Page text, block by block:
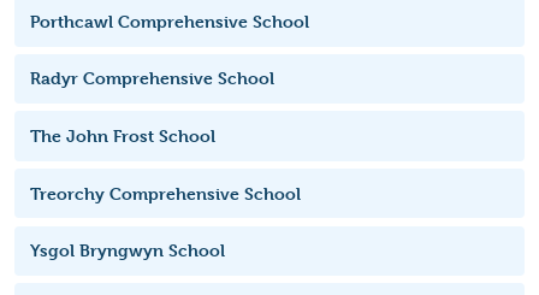
Porthcawl Comprehensive School
Radyr Comprehensive School
The John Frost School
Treorchy Comprehensive School
Ysgol Bryngwyn School